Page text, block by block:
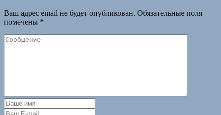
Ваш адрес email не будет опубликован. Обязательные поля
помечены *